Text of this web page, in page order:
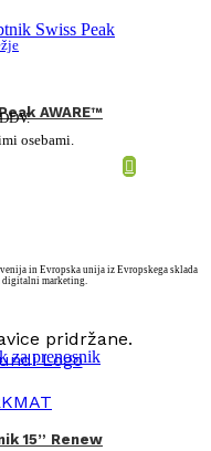
AWARE™
15” Renew
osebami.
in Evropska unija iz Evropskega sklada
digitalni marketing.
pridržane.